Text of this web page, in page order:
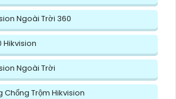
Ngoài Trời 360
Ngoài Trời
Trộm Hikvision